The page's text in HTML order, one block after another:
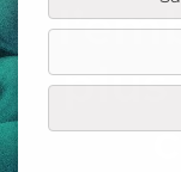
plus